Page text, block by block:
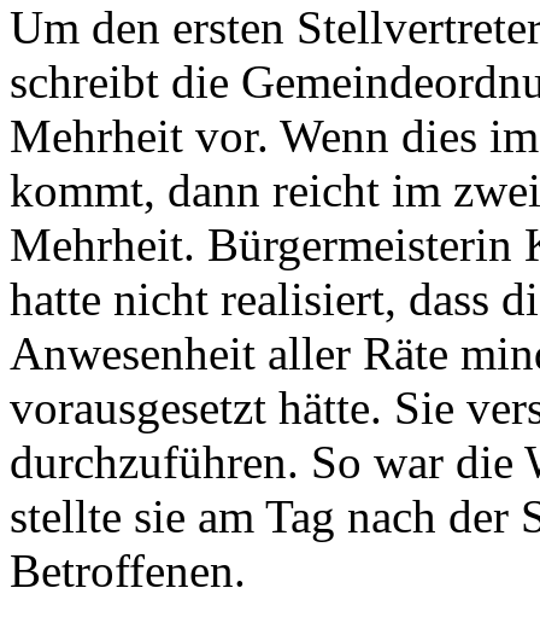
Um den ersten
schreibt die
Mehrheit vor. Wenn dies
kommt, dann reicht im
Mehrheit. Bürgermeisterin
hatte nicht realisiert, dass
Anwesenheit aller Räte
vorausgesetzt hätte. Sie
durchzuführen. So war
stellte sie am Tag nach
Betroffenen.